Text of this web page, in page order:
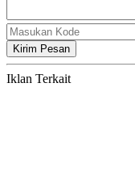
Kirim Pesan
Iklan Terkait